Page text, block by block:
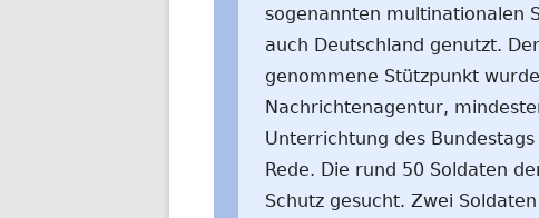
sogenannten multinationalen
auch Deutschland genutzt.
genommene Stützpunkt
Nachrichtenagentur,
Unterrichtung des
Rede. Die rund 50 Soldaten
Schutz gesucht. Zwei